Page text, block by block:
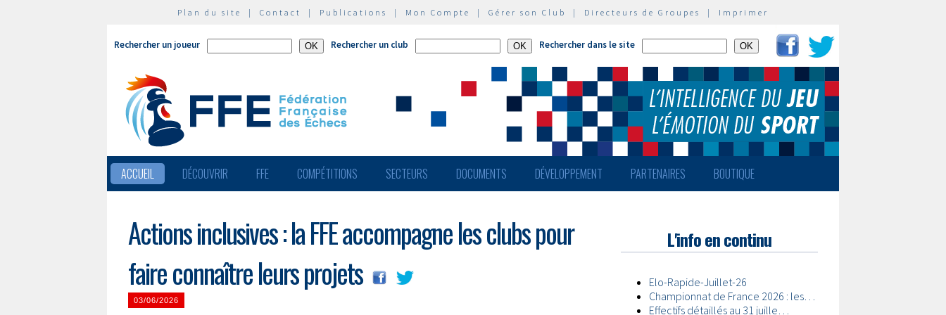
Plan du site | Contact | Publications | Mon Compte | Gérer son Club | Directeurs de Groupes | Imprimer
Rechercher un joueur Rechercher un club Rechercher dans le site
ACCUEIL DÉCOUVRIR FFE COMPÉTITIONS SECTEURS DOCUMENTS DÉVELOPPEMENT PARTENAIRES BOUTIQUE
Actions inclusives : la FFE accompagne les clubs pour
faire connaître leurs projets
03/06/2026
L'info en continu